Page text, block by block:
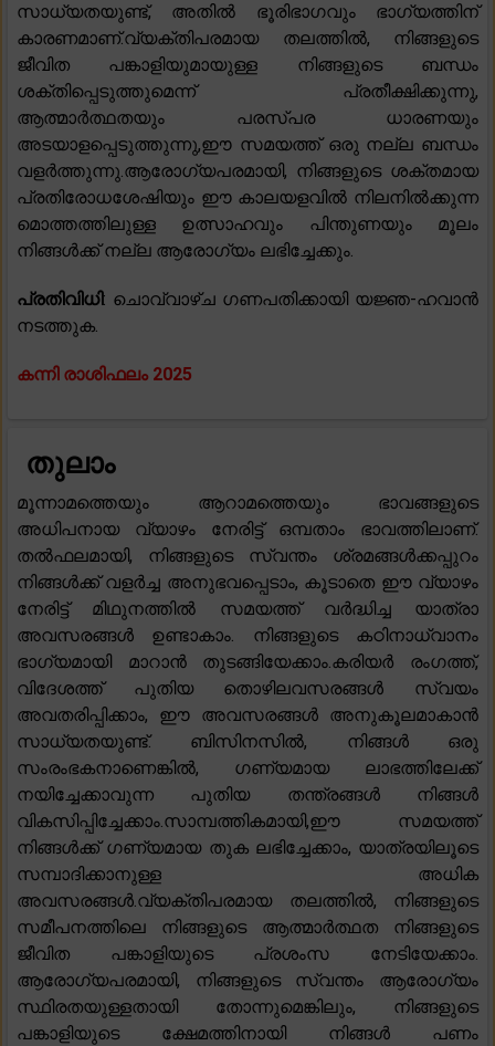
സാധ്യതയുണ്ട്, അതിൽ ഭൂരിഭാഗവും ഭാഗ്യത്തിന്
കാരണമാണ്.വ്യക്തിപരമായ തലത്തിൽ, നിങ്ങളുടെ
ജീവിത പങ്കാളിയുമായുള്ള നിങ്ങളുടെ ബന്ധം
ശക്തിപ്പെടുത്തുമെന്ന് പ്രതീക്ഷിക്കുന്നു,
ആത്മാർത്ഥതയും പരസ്പര ധാരണയും
അടയാളപ്പെടുത്തുന്നു,ഈ സമയത്ത് ഒരു നല്ല ബന്ധം
വളർത്തുന്നു.ആരോഗ്യപരമായി, നിങ്ങളുടെ ശക്തമായ
പ്രതിരോധശേഷിയും ഈ കാലയളവിൽ നിലനിൽക്കുന്ന
മൊത്തത്തിലുള്ള ഉത്സാഹവും പിന്തുണയും മൂലം
നിങ്ങൾക്ക് നല്ല ആരോഗ്യം ലഭിച്ചേക്കും.
പ്രതിവിധി: ചൊവ്വാഴ്ച ഗണപതിക്കായി യജ്ഞ-ഹവാൻ
നടത്തുക.
കന്നി രാശിഫലം 2025
തുലാം
മൂന്നാമത്തെയും ആറാമത്തെയും ഭാവങ്ങളുടെ
അധിപനായ വ്യാഴം നേരിട്ട് ഒമ്പതാം ഭാവത്തിലാണ്.
തൽഫലമായി, നിങ്ങളുടെ സ്വന്തം ശ്രമങ്ങൾക്കപ്പുറം
നിങ്ങൾക്ക് വളർച്ച അനുഭവപ്പെടാം, കൂടാതെ ഈ വ്യാഴം
നേരിട്ട് മിഥുനത്തിൽ സമയത്ത് വർദ്ധിച്ച യാത്രാ
അവസരങ്ങൾ ഉണ്ടാകാം. നിങ്ങളുടെ കഠിനാധ്വാനം
ഭാഗ്യമായി മാറാൻ തുടങ്ങിയേക്കാം.കരിയർ രംഗത്ത്,
വിദേശത്ത് പുതിയ തൊഴിലവസരങ്ങൾ സ്വയം
അവതരിപ്പിക്കാം, ഈ അവസരങ്ങൾ അനുകൂലമാകാൻ
സാധ്യതയുണ്ട്. ബിസിനസിൽ, നിങ്ങൾ ഒരു
സംരംഭകനാണെങ്കിൽ, ഗണ്യമായ ലാഭത്തിലേക്ക്
നയിച്ചേക്കാവുന്ന പുതിയ തന്ത്രങ്ങൾ നിങ്ങൾ
വികസിപ്പിച്ചേക്കാം.സാമ്പത്തികമായി,ഈ സമയത്ത്
നിങ്ങൾക്ക് ഗണ്യമായ തുക ലഭിച്ചേക്കാം, യാത്രയിലൂടെ
സമ്പാദിക്കാനുള്ള അധിക
അവസരങ്ങൾ.വ്യക്തിപരമായ തലത്തിൽ, നിങ്ങളുടെ
സമീപനത്തിലെ നിങ്ങളുടെ ആത്മാർത്ഥത നിങ്ങളുടെ
ജീവിത പങ്കാളിയുടെ പ്രശംസ നേടിയേക്കാം.
ആരോഗ്യപരമായി, നിങ്ങളുടെ സ്വന്തം ആരോഗ്യം
സ്ഥിരതയുള്ളതായി തോന്നുമെങ്കിലും, നിങ്ങളുടെ
പങ്കാളിയുടെ ക്ഷേമത്തിനായി നിങ്ങൾ പണം